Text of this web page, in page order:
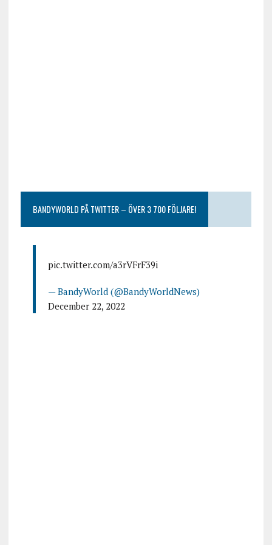
BANDYWORLD PÅ TWITTER – ÖVER 3 700 FÖLJARE!
pic.twitter.com/a3rVFrF39i
— BandyWorld (@BandyWorldNews)
December 22, 2022